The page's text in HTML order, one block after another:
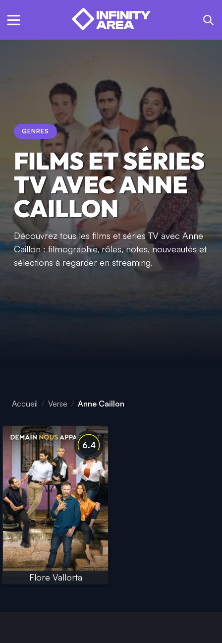
GENRES
FILMS ET SÉRIES
TV AVEC ANNE
CAILLON
Découvrez tous les films et séries TV avec Anne
Caillon : filmographie, rôles, notes, nouveautés et
sélections à regarder en streaming.
Accueil Verse Anne Caillon
6.4
Flore Vallorta